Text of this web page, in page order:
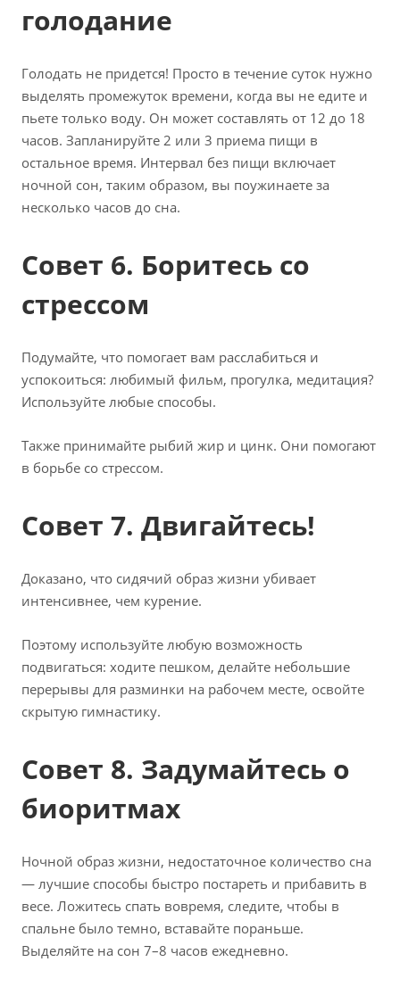
голодание
Голодать не придется! Просто в течение суток нужно
выделять промежуток времени, когда вы не едите и
пьете только воду. Он может составлять от 12 до 18
часов. Запланируйте 2 или 3 приема пищи в
остальное время. Интервал без пищи включает
ночной сон, таким образом, вы поужинаете за
несколько часов до сна.
Совет 6. Боритесь со
стрессом
Подумайте, что помогает вам расслабиться и
успокоиться: любимый фильм, прогулка, медитация?
Используйте любые способы.
Также принимайте рыбий жир и цинк. Они помогают
в борьбе со стрессом.
Совет 7. Двигайтесь!
Доказано, что сидячий образ жизни убивает
интенсивнее, чем курение.
Поэтому используйте любую возможность
подвигаться: ходите пешком, делайте небольшие
перерывы для разминки на рабочем месте, освойте
скрытую гимнастику.
Совет 8. Задумайтесь о
биоритмах
Ночной образ жизни, недостаточное количество сна
— лучшие способы быстро постареть и прибавить в
весе. Ложитесь спать вовремя, следите, чтобы в
спальне было темно, вставайте пораньше.
Выделяйте на сон 7–8 часов ежедневно.